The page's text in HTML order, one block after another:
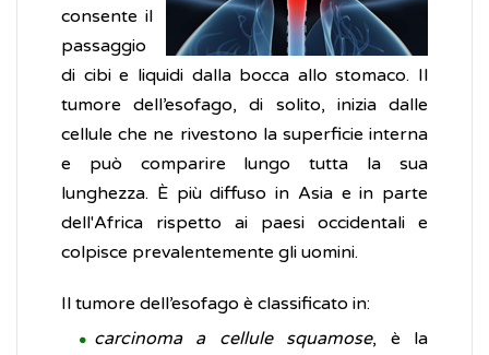
consente il
passaggio
di cibi e liquidi dalla bocca allo stomaco. Il
tumore dell’esofago, di solito, inizia dalle
cellule che ne rivestono la superficie interna
e può comparire lungo tutta la sua
lunghezza. È più diffuso in Asia e in parte
dell'Africa rispetto ai paesi occidentali e
colpisce prevalentemente gli uomini.
Il tumore dell’esofago è classificato in:
carcinoma a cellule squamose, è la